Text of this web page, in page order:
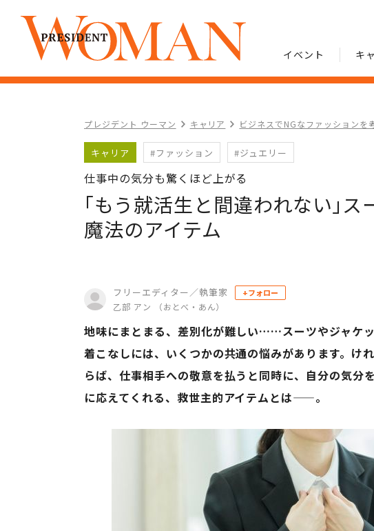
イベント キ
プレジデント ウーマン キャリア ビジネスでNGなファッションを
キャリア #ファッション #ジュエリー
仕事中の気分も驚くほど上がる
｢もう就活生と間違われない｣ス
魔法のアイテム
フリーエディター／執筆家
乙部 アン （おとべ・あん）
+フォロー
地味にまとまる、差別化が難しい……スーツやジャケ
着こなしには、いくつかの共通の悩みがあります。け
らば、仕事相手への敬意を払うと同時に、自分の気分
に応えてくれる、救世主的アイテムとは——。